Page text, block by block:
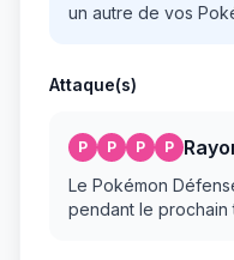
un autre de vos
Attaque(s)
P P P P
Le Pokémon
pendant le